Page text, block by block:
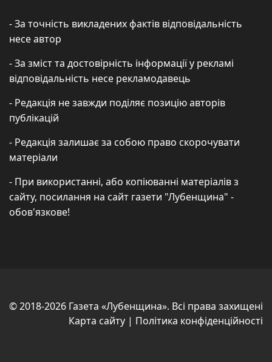
- За точність викладених фактів відповідальність
несе автор
- За зміст та достовірність інформації у рекламі
відповідальність несе рекламодавець
- Редакція не завжди поділяє позицію авторів
публікацій
- Редакція залишає за собою право скорочувати
матеріали
- При використанні, або копіюванні матеріалів з
сайту, посилання на сайт газети "Лубенщина" -
обов'язкове!
© 2018-2026 Газета «Лубенщина». Всі права захищені
Карта сайту | Політика конфіденційності